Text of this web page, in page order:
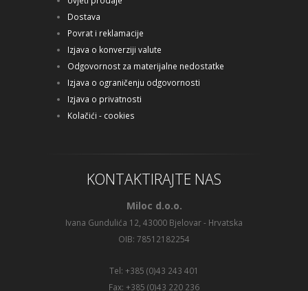
Dostava
Povrat i reklamacije
Izjava o konverziji valute
Odgovornost za materijalne nedostatke
Izjava o ograničenju odgovornosti
Izjava o privatnosti
Kolačići - cookies
KONTAKTIRAJTE NAS
Miloc d.o.o.
Ivana Gundulića 12, 43000 Bjelovar - Hrvatska
OIB: 78512182254
Tel: +385 (0)43 243 401
Fax: +385 (0)43 220 236